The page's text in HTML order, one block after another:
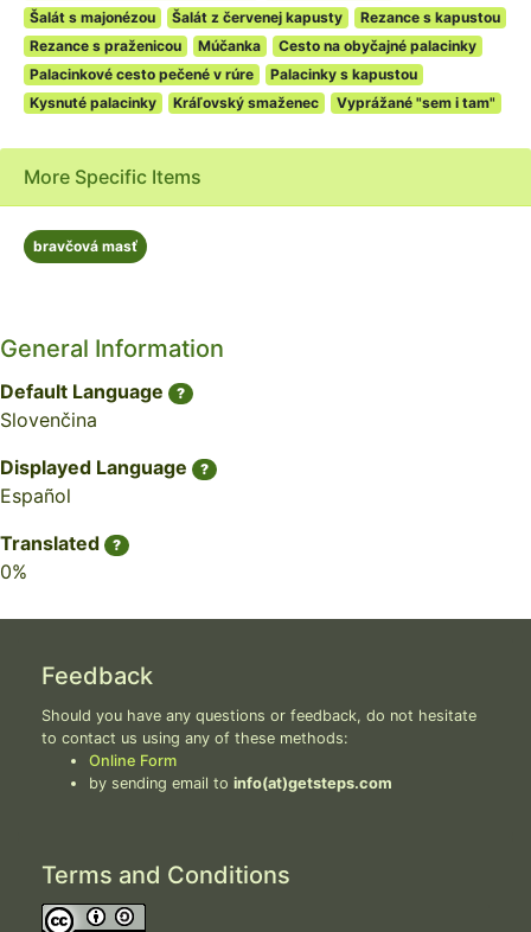
Šalát s majonézou
Šalát z červenej kapusty
Rezance s kapustou
Rezance s praženicou
Múčanka
Cesto na obyčajné palacinky
Palacinkové cesto pečené v rúre
Palacinky s kapustou
Kysnuté palacinky
Kráľovský smaženec Vyprážané "sem i tam"
More Specific Items
bravčová masť
General Information
Default Language ?
Slovenčina
Displayed Language
?
Español
Translated
?
0%
Feedback
Should you have any questions or feedback, do not hesitate
to contact us using any of these methods:
Online Form
by sending email to info(at)getsteps.com
Terms and Conditions